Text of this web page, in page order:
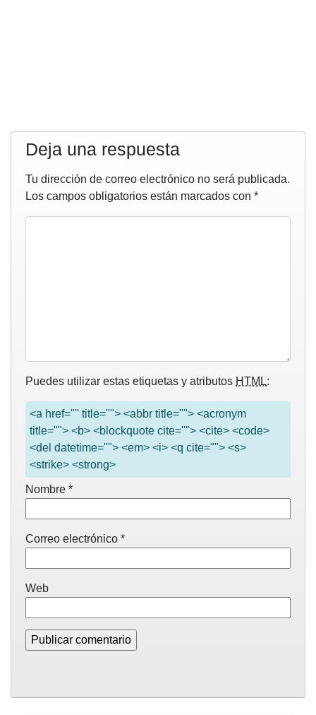
Deja una respuesta
Tu dirección de correo electrónico no será publicada.
Los campos obligatorios están marcados con *
Puedes utilizar estas etiquetas y atributos HTML:
<a href="" title=""> <abbr title=""> <acronym
title=""> <b> <blockquote cite=""> <cite> <code>
<del datetime=""> <em> <i> <q cite=""> <s>
<strike> <strong>
Nombre *
Correo electrónico *
Web